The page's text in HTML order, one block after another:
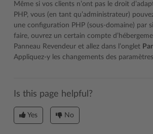
Même si vos clients n’ont pas le droit
PHP, vous (en tant qu’administrateur)
une configuration PHP (sous-domaine) par
faire, ouvrez un certain compte
Panneau Revendeur et allez dans l’onglet
Appliquez-y les changements des
Is this page helpful?
Yes No